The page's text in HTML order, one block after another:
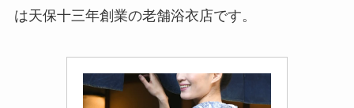
は天保十三年創業の老舗浴衣店です。